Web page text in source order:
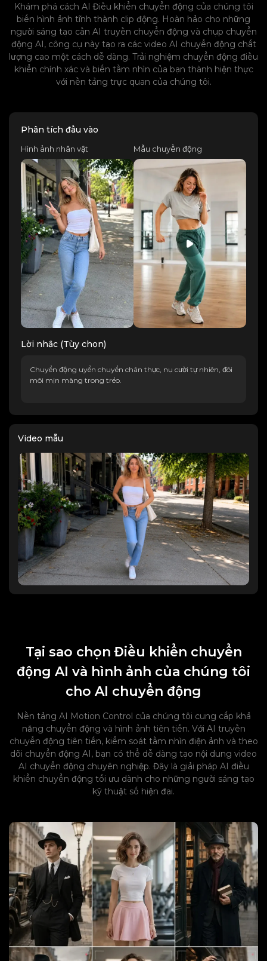
Khám phá cách AI Điều khiển chuyển động của chúng tôi
biến hình ảnh tĩnh thành clip động. Hoàn hảo cho những
người sáng tạo cần AI truyền chuyển động và chụp chuyển
động AI, công cụ này tạo ra các video AI chuyển động chất
lượng cao một cách dễ dàng. Trải nghiệm chuyển động điều
khiển chính xác và biến tầm nhìn của bạn thành hiện thực
với nền tảng trực quan của chúng tôi.
Phân tích đầu vào
Hình ảnh nhân vật Mẫu chuyển động
Lời nhắc (Tùy chọn)
Chuyển động uyển chuyển chân thực, nụ cười tự nhiên, đôi
môi mịn màng trong trẻo.
Video mẫu
Tại sao chọn Điều khiển chuyển
động AI và hình ảnh của chúng tôi
cho AI chuyển động
Nền tảng AI Motion Control của chúng tôi cung cấp khả
năng chuyển động và hình ảnh tiên tiến. Với AI truyền
chuyển động tiên tiến, kiểm soát tầm nhìn điện ảnh và theo
dõi chuyển động AI, bạn có thể dễ dàng tạo nội dung video
AI chuyển động chuyên nghiệp. Đây là giải pháp AI điều
khiển chuyển động tối ưu dành cho những người sáng tạo
kỹ thuật số hiện đại.